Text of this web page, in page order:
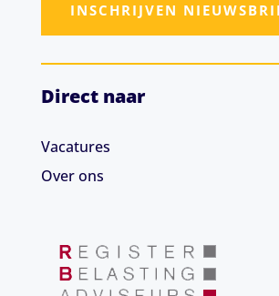
INSCHRIJVEN
Direct naar
Vacatures
Over ons